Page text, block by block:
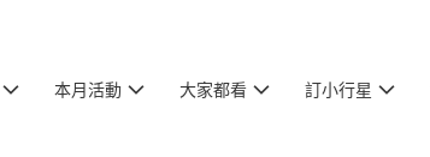
本月活動 大家都看 訂小行星